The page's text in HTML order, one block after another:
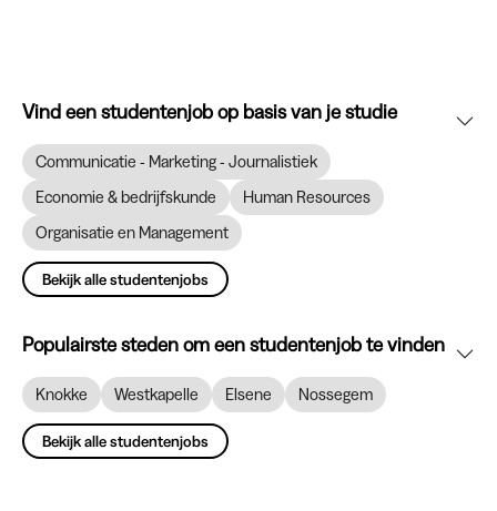
Vind een studentenjob op basis van je studie
Communicatie - Marketing - Journalistiek
Economie & bedrijfskunde
Human Resources
Organisatie en Management
Bekijk alle studentenjobs
Populairste steden om een studentenjob te vinden
Knokke Westkapelle Elsene Nossegem
Bekijk alle studentenjobs